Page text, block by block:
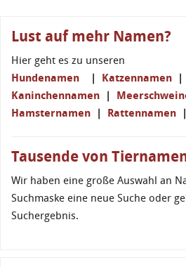
Lust auf mehr Namen?
Hier geht es zu unseren
Hundenamen | Katzennamen |
Kaninchennamen |
Hamsternamen | Rattennamen |
Tausende von
Wir haben eine große Auswahl an
Suchmaske eine neue Suche oder
Suchergebnis.